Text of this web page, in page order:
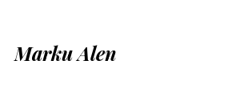
Marku Alen